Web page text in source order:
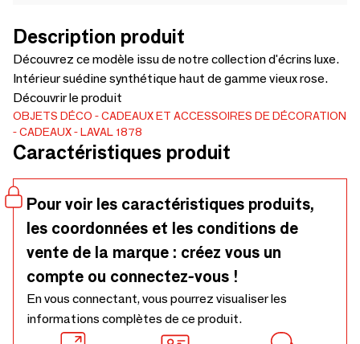
Description produit
Découvrez ce modèle issu de notre collection d'écrins luxe.
Intérieur suédine synthétique haut de gamme vieux rose.
Découvrir le produit
OBJETS DÉCO
CADEAUX ET ACCESSOIRES DE DÉCORATION
CADEAUX
LAVAL 1878
Caractéristiques produit
Pour voir les caractéristiques produits,
les coordonnées et les conditions de
vente de la marque : créez vous un
compte ou connectez-vous !
En vous connectant, vous pourrez visualiser les
informations complètes de ce produit.